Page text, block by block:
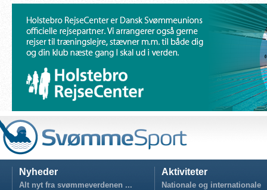
Nyheder
Alt nyt fra svømmeverdenen ...
Aktiviteter
Nationale og internationale